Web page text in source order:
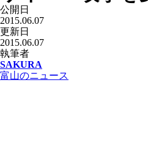
公開日
2015.06.07
更新日
2015.06.07
執筆者
SAKURA
富山のニュース